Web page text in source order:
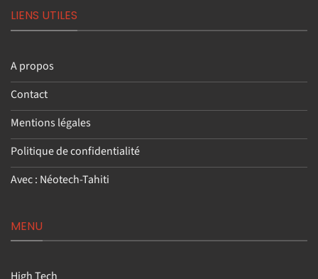
LIENS UTILES
A propos
Contact
Mentions légales
Politique de confidentialité
Avec : Néotech-Tahiti
MENU